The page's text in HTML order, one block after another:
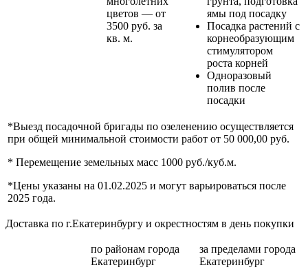
цветов — от
3500 руб. за
кв. м.
ямы под посадку
Посадка растений с
корнеобразующим
стимулятором
роста корней
Одноразовый
полив после
посадки
*Выезд посадочной бригады по озеленению осуществляется
при общей минимальной стоимости работ от 50 000,00 руб.
* Перемещение земельных масс 1000 руб./куб.м.
*Цены указаны на 01.02.2025 и могут варьироваться после
2025 года.
Доставка по г.Екатеринбургу и окрестностям в день покупки
по районам города
Екатеринбург
за пределами города
Екатеринбург